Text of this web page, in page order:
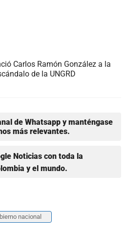
Carlos Ramón González a la
de la UNGRD
de Whatsapp y manténgase
más relevantes.
Noticias con toda la
y el mundo.
nacional